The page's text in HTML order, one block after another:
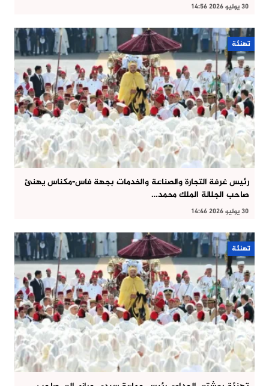
30 يوليو 2026 14:56
تهنئة
رئيس غرفة التجارة والصناعة والخدمات بجهة فاس-مكناس يهنئ
صاحب الجلالة الملك محمد…
30 يوليو 2026 14:46
تهنئة